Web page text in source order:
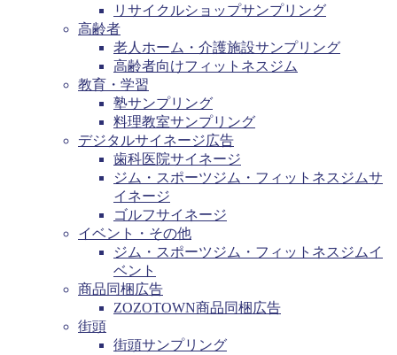
リサイクルショップサンプリング
高齢者
老人ホーム・介護施設サンプリング
高齢者向けフィットネスジム
教育・学習
塾サンプリング
料理教室サンプリング
デジタルサイネージ広告
歯科医院サイネージ
ジム・スポーツジム・フィットネスジムサ
イネージ
ゴルフサイネージ
イベント・その他
ジム・スポーツジム・フィットネスジムイ
ベント
商品同梱広告
ZOZOTOWN商品同梱広告
街頭
街頭サンプリング